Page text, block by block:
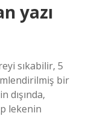
yazı
sıkabilir, 5
bir
dışında,
lekenin